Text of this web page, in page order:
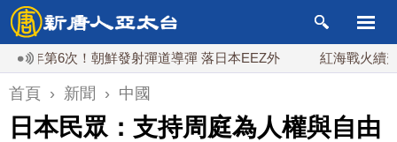
6次！朝鮮發射彈道導彈 落日本EEZ外 紅海戰火續升溫 也
首頁 › 新聞 › 中國
日本民眾：支持周庭為人權與自由